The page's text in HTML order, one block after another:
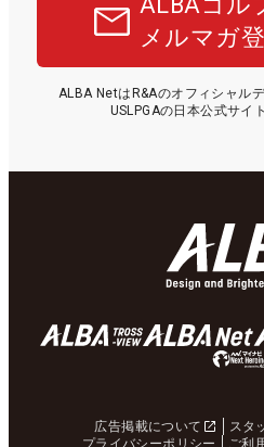
メルマガ
ALBA NetはR&Aのオフィシャル
USLPGAの日本公式サイ
広告掲載について スタ
プライバシーポリシー
ご利